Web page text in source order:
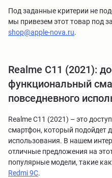
Под заданные критерии не
мы привезем этот товар под
shop@apple-nova.ru.
Realme C11 (2021):
функциональный
повседневного
Realme C11 (2021) – это
смартфон, который подойдет
использования. В нашем
отличные предложения на
популярные модели, такие как
Redmi 9C.